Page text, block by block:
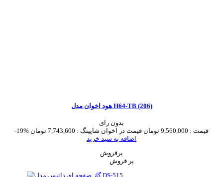
هود اخوان مدل H64-TB (206)
بدون رای
-19%
قیمت : 9,560,000 تومان قیمت در اخوان شاپینگ : 7,743,600 تومان
اضافه به سبد خرید
پرفروش